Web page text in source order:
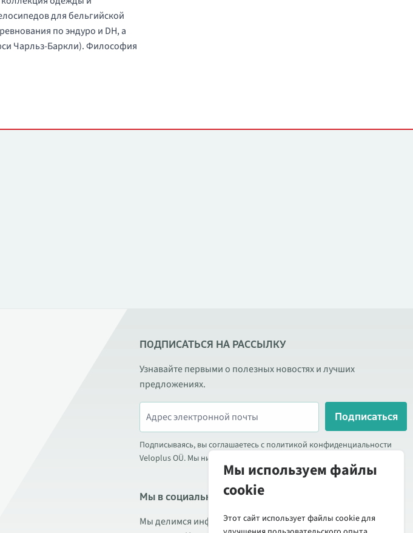
для бельгийской
по эндуро и DH, а
Чарльз-Баркли). Философия
ПОДПИСАТЬСЯ НА РАССЫЛКУ
Узнавайте первыми о полезных новостях и лучших
предложениях.
Подписаться
Подписываясь, вы соглашаетесь с политикой конфиденциальности
Veloplus OÜ. Мы никогда не передаём ваши данные третьим лицам.
Мы в социальных сетях
Мы делимся информацией о выгодных акциях, новых товарах
Мы используем файлы
cookie
Этот сайт использует файлы cookie для